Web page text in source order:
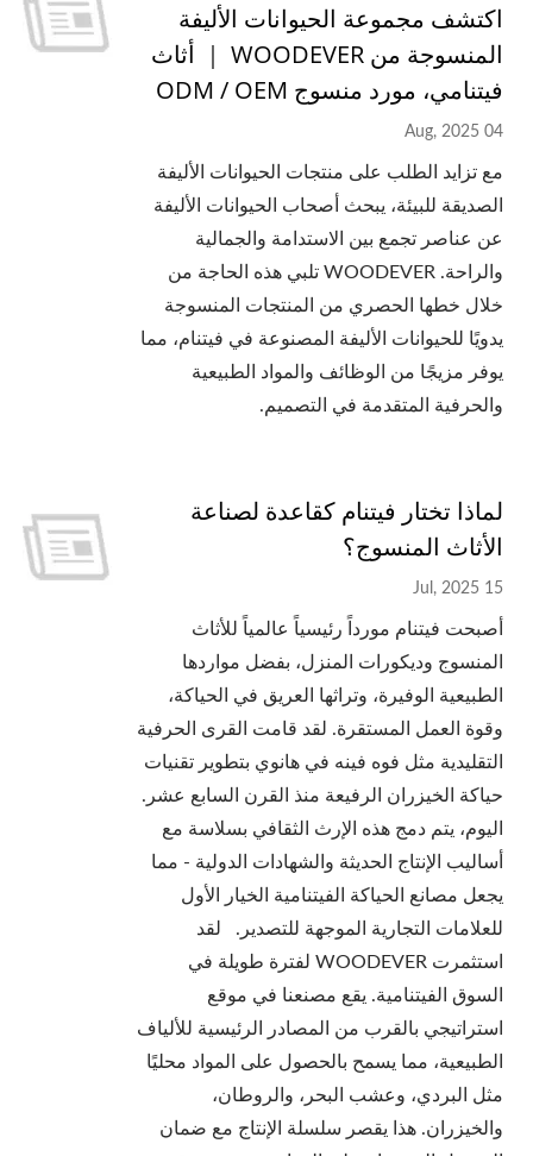
اكتشف مجموعة الحيوانات الأليفة
المنسوجة من WOODEVER ｜ أثاث
فيتنامي، مورد منسوج ODM / OEM
04 Aug, 2025
مع تزايد الطلب على منتجات الحيوانات الأليفة
الصديقة للبيئة، يبحث أصحاب الحيوانات الأليفة
عن عناصر تجمع بين الاستدامة والجمالية
والراحة. WOODEVER تلبي هذه الحاجة من
خلال خطها الحصري من المنتجات المنسوجة
يدويًا للحيوانات الأليفة المصنوعة في فيتنام، مما
يوفر مزيجًا من الوظائف والمواد الطبيعية
والحرفية المتقدمة في التصميم.
لماذا تختار فيتنام كقاعدة لصناعة
الأثاث المنسوج؟
15 Jul, 2025
أصبحت فيتنام مورداً رئيسياً عالمياً للأثاث
المنسوج وديكورات المنزل، بفضل مواردها
الطبيعية الوفيرة، وتراثها العريق في الحياكة،
وقوة العمل المستقرة. لقد قامت القرى الحرفية
التقليدية مثل فوه فينه في هانوي بتطوير تقنيات
حياكة الخيزران الرفيعة منذ القرن السابع عشر.
اليوم، يتم دمج هذه الإرث الثقافي بسلاسة مع
أساليب الإنتاج الحديثة والشهادات الدولية - مما
يجعل مصانع الحياكة الفيتنامية الخيار الأول
للعلامات التجارية الموجهة للتصدير. لقد
استثمرت WOODEVER لفترة طويلة في
السوق الفيتنامية. يقع مصنعنا في موقع
استراتيجي بالقرب من المصادر الرئيسية للألياف
الطبيعية، مما يسمح بالحصول على المواد محليًا
مثل البردي، وعشب البحر، والروطان،
والخيزران. هذا يقصر سلسلة الإنتاج مع ضمان